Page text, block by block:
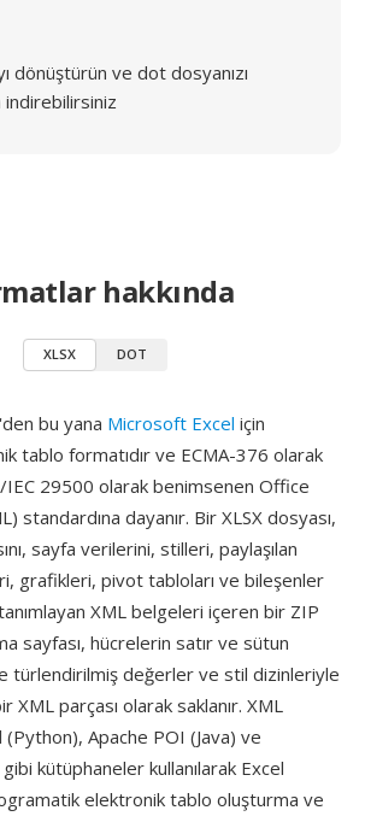
dönüştürün ve dot dosyanızı
hakkında
XLSX DOT
bu yana Microsoft Excel için
tablo formatıdır ve ECMA-376 olarak
IEC 29500 olarak benimsenen Office
standardına dayanır. Bir XLSX dosyası,
sayfa verilerini, stilleri, paylaşılan
grafikleri, pivot tabloları ve bileşenler
XML belgeleri içeren bir ZIP
sayfası, hücrelerin satır ve sütun
türlendirilmiş değerler ve stil dizinleriyle
XML parçası olarak saklanır. XML
(Python), Apache POI (Java) ve
kütüphaneler kullanılarak Excel
elektronik tablo oluşturma ve